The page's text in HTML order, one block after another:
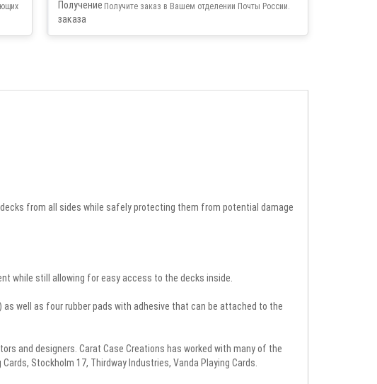
Получите заказ в Вашем отделении Почты России.
from all sides while safely protecting them from potential damage
while still allowing for easy access to the decks inside.
well as four rubber pads with adhesive that can be attached to the
and designers. Carat Case Creations has worked with many of the
Stockholm 17, Thirdway Industries, Vanda Playing Cards.